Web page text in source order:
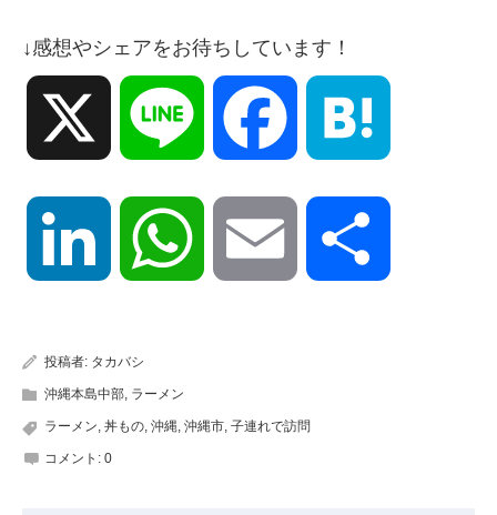
↓感想やシェアをお待ちしています！
Line Facebook
LinkedIn WhatsApp Email
投稿者: タカバシ
沖縄本島中部, ラーメン
ラーメン, 丼もの, 沖縄, 沖縄市, 子連れで訪問
コメント: 0